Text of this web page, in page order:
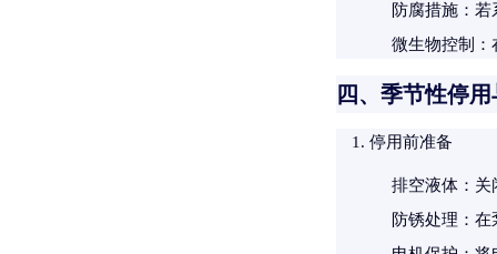
防腐措施 ：
微生物控制
四、季节性停
停用前准备
排空液体 ：
防锈处理 ：